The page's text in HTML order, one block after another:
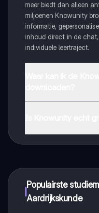
meer biedt dan alleen
miljoenen Knowunity
informatie,
inhoud direct in de
individuele leertraject.
Populairste
Aardrijkskunde